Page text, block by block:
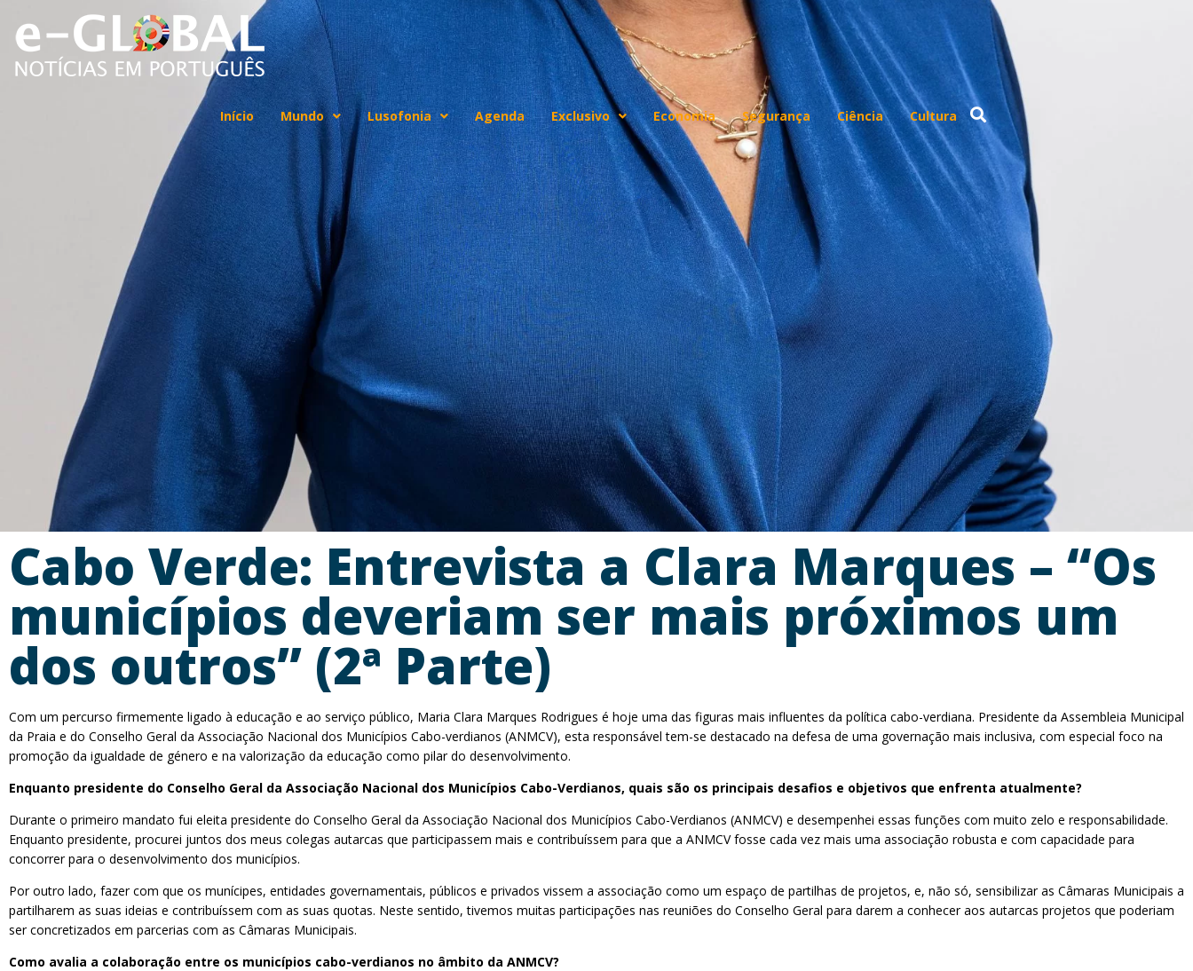
Início Mundo Lusofonia Agenda Exclusivo Economia Segurança Ciência Cultura
Cabo Verde: Entrevista a Clara Marques – “Os
municípios deveriam ser mais próximos um
dos outros” (2ª Parte)
Com um percurso firmemente ligado à educação e ao serviço público, Maria Clara Marques Rodrigues é hoje uma das figuras mais influentes da política cabo-verdiana. Presidente da Assembleia Municipal
da Praia e do Conselho Geral da Associação Nacional dos Municípios Cabo-verdianos (ANMCV), esta responsável tem-se destacado na defesa de uma governação mais inclusiva, com especial foco na
promoção da igualdade de género e na valorização da educação como pilar do desenvolvimento.
Enquanto presidente do Conselho Geral da Associação Nacional dos Municípios Cabo-Verdianos, quais são os principais desafios e objetivos que enfrenta atualmente?
Durante o primeiro mandato fui eleita presidente do Conselho Geral da Associação Nacional dos Municípios Cabo-Verdianos (ANMCV) e desempenhei essas funções com muito zelo e responsabilidade.
Enquanto presidente, procurei juntos dos meus colegas autarcas que participassem mais e contribuíssem para que a ANMCV fosse cada vez mais uma associação robusta e com capacidade para
concorrer para o desenvolvimento dos municípios.
Por outro lado, fazer com que os munícipes, entidades governamentais, públicos e privados vissem a associação como um espaço de partilhas de projetos, e, não só, sensibilizar as Câmaras Municipais a
partilharem as suas ideias e contribuíssem com as suas quotas. Neste sentido, tivemos muitas participações nas reuniões do Conselho Geral para darem a conhecer aos autarcas projetos que poderiam
ser concretizados em parcerias com as Câmaras Municipais.
Como avalia a colaboração entre os municípios cabo-verdianos no âmbito da ANMCV?